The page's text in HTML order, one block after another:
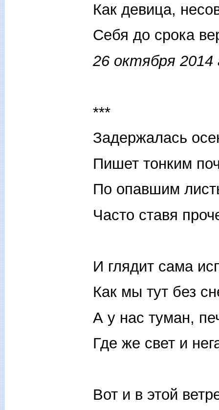
Как девица,
Себя до срока
26 октября 2014
***
Задержалась
Пишет тонким
По опавшим
Часто ставя
И глядит сама
Как мы тут без
А у нас туман,
Где же свет и
Вот и в этой